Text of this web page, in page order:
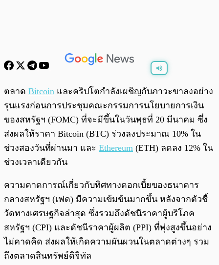
ตลาด Bitcoin และคริปโตกำลังเผชิญกับภาวะขาลงอย่าง
รุนแรงก่อนการประชุมคณะกรรมการนโยบายการเงิน
ของสหรัฐฯ (FOMC) ที่จะมีขึ้นในวันพุธที่ 20 มีนาคม ซึ่ง
ส่งผลให้ราคา Bitcoin (BTC) ร่วงลงประมาณ 10% ใน
ช่วงสองวันที่ผ่านมา และ Ethereum (ETH) ลดลง 12% ใน
ช่วงเวลาเดียวกัน
ความคาดการณ์เกี่ยวกับทิศทางดอกเบี้ยของธนาคาร
กลางสหรัฐฯ (เฟด) มีความเข้มข้นมากขึ้น หลังจากตัวชี้
วัดทางเศรษฐกิจล่าสุด ซึ่งรวมถึงดัชนีราคาผู้บริโภค
สหรัฐฯ (CPI) และดัชนีราคาผู้ผลิต (PPI) ที่พุ่งสูงขึ้นอย่าง
ไม่คาดคิด ส่งผลให้เกิดความผันผวนในตลาดต่างๆ รวม
ถึงตลาดสินทรัพย์ดิจิทัล